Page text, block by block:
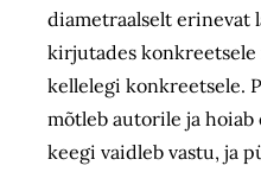
diametraalselt erinevat
kirjutades konkreetsele
kellelegi konkreetsele.
mõtleb autorile ja
keegi vaidleb vastu, ja